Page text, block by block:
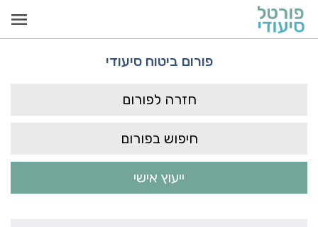
פורום ביטוח סיעודי
חזרה לפורום
חיפוש בפורום
ייעוץ אישי